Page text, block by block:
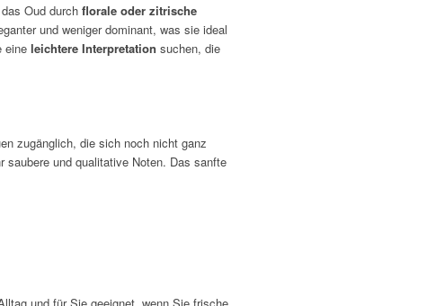
Oud durch florale oder zitrische
und weniger dominant, was sie ideal
eine leichtere Interpretation suchen, die
zugänglich, die sich noch nicht ganz
saubere und qualitative Noten. Das sanfte